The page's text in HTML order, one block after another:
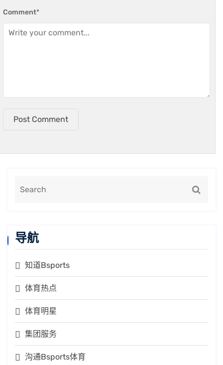
Comment*
Post Comment
导航
知道Bsports
体育热点
体育明星
集团服务
沟通Bsports体育